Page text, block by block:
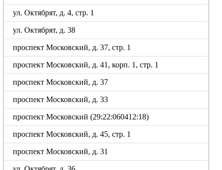
ул. Октябрят, д. 4, стр. 1
ул. Октябрят, д. 38
проспект Московский, д. 37, стр. 1
проспект Московский, д. 41, корп. 1, стр. 1
проспект Московский, д. 37
проспект Московский, д. 33
проспект Московский (29:22:060412:18)
проспект Московский, д. 45, стр. 1
проспект Московский, д. 31